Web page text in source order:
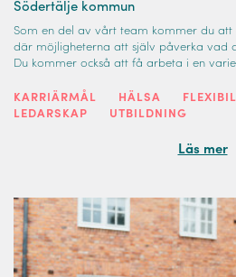
Södertälje kommun
Som en del av vårt team kommer du
där möjligheterna att själv påverka vad
Du kommer också att få arbeta i en
KARRIÄRMÅL HÄLSA
LEDARSKAP
UTBILDNING
Läs mer